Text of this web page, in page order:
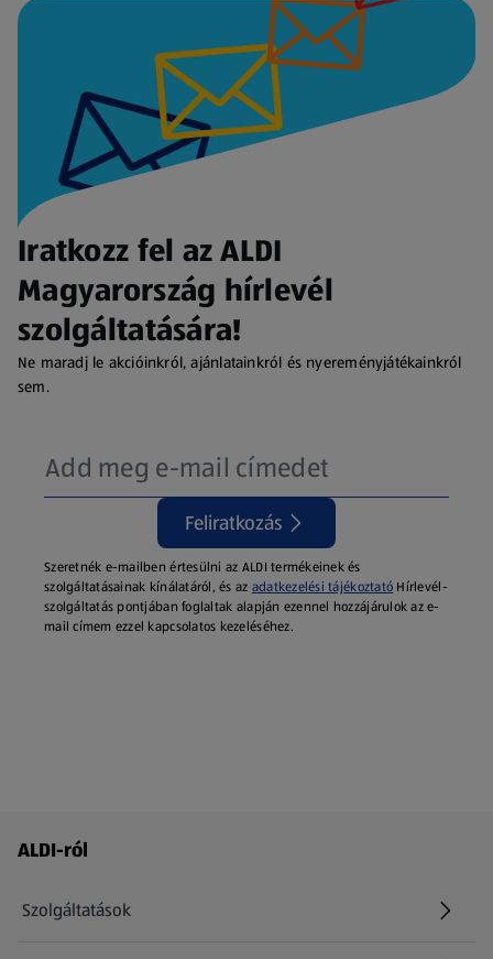
Iratkozz fel az ALDI
Magyarország hírlevél
szolgáltatására!
Ne maradj le akcióinkról, ajánlatainkról és nyereményjátékainkról
sem.
Feliratkozás
Szeretnék e-mailben értesülni az ALDI termékeinek és
szolgáltatásainak kínálatáról, és az adatkezelési tájékoztató Hírlevél-
szolgáltatás pontjában foglaltak alapján ezennel hozzájárulok az e-
mail címem ezzel kapcsolatos kezeléséhez.
Láblécmenü - további linkek
ALDI-ról
Szolgáltatások